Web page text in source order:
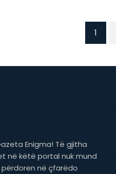
1
Enigma! Të gjitha
në këtë portal nuk mund
në çfarëdo